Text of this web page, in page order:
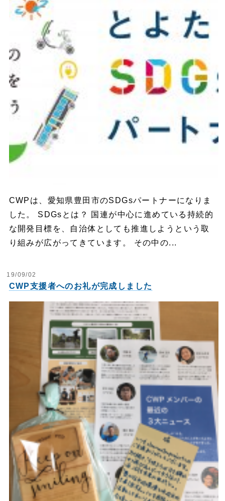
CWPは、愛知県豊田市のSDGsパートナーになりま
した。 SDGsとは？ 国連が中心に進めている持続的
な開発目標を、自治体としても推進しようという取
り組みが広がってきています。 その中の...
19/09/02
CWP支援者へのお礼が完成しました